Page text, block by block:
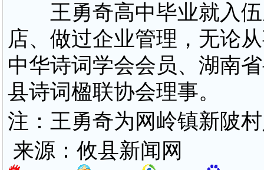
王勇奇高中毕业就入伍
店、做过企业管理，无论
中华诗词学会会员、湖南
县诗词楹联协会理事。
注：王勇奇为网岭镇新陂
来源：攸县新闻网